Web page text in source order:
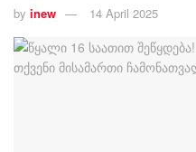
by inew 14 April 2025